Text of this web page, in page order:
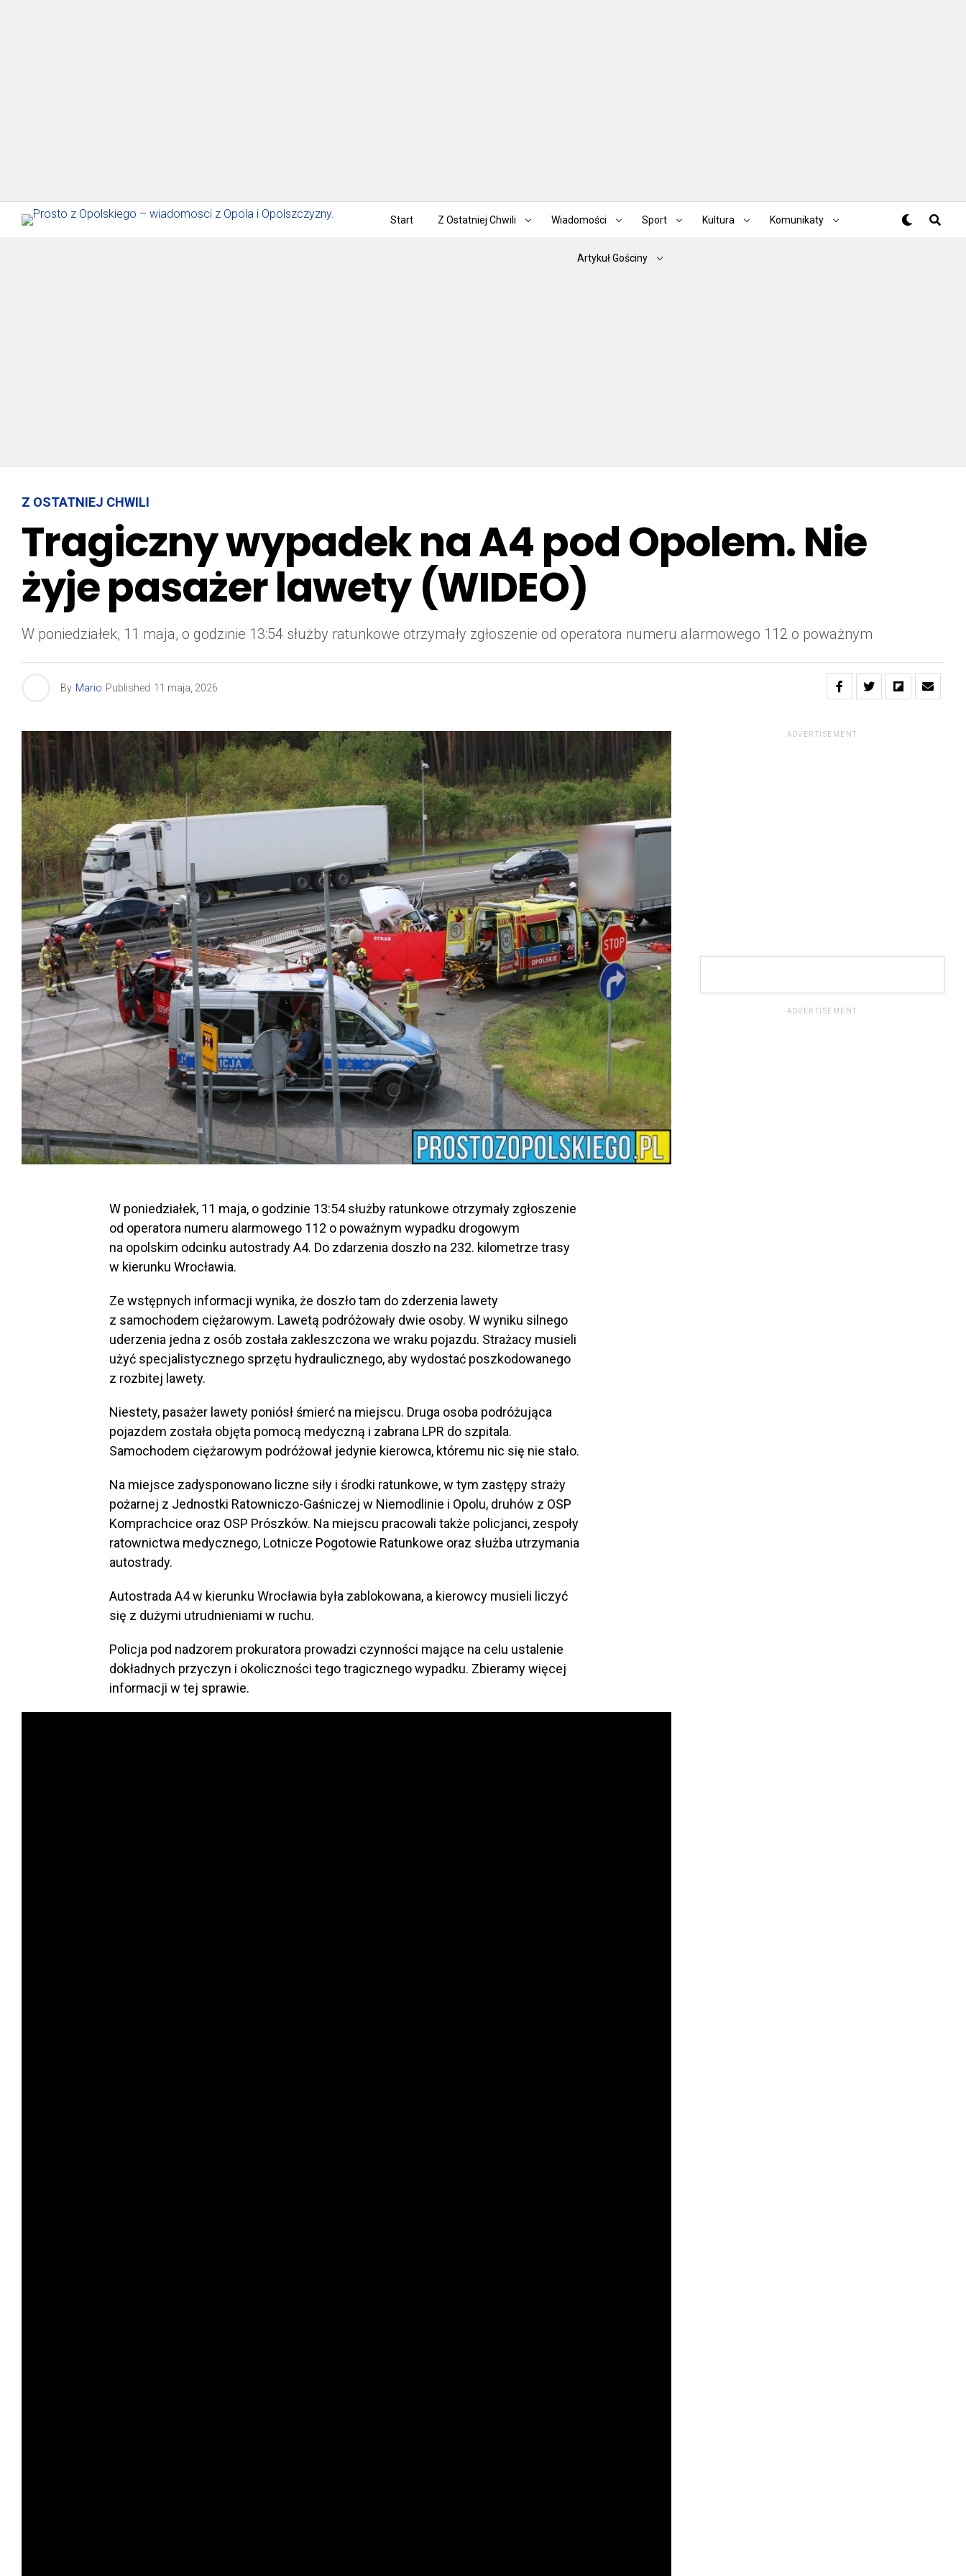
Start Z Ostatniej Chwili Wiadomości Sport Kultura Komunikaty
Artykuł Gościny
Z OSTATNIEJ CHWILI
Tragiczny wypadek na A4 pod Opolem. Nie
żyje pasażer lawety (WIDEO)
W poniedziałek, 11 maja, o godzinie 13:54 służby ratunkowe otrzymały zgłoszenie od operatora numeru alarmowego 112 o poważnym
By Mario Published 11 maja, 2026
W poniedziałek, 11 maja, o godzinie 13:54 służby ratunkowe otrzymały zgłoszenie
od operatora numeru alarmowego 112 o poważnym wypadku drogowym
na opolskim odcinku autostrady A4. Do zdarzenia doszło na 232. kilometrze trasy
w kierunku Wrocławia.
Ze wstępnych informacji wynika, że doszło tam do zderzenia lawety
z samochodem ciężarowym. Lawetą podróżowały dwie osoby. W wyniku silnego
uderzenia jedna z osób została zakleszczona we wraku pojazdu. Strażacy musieli
użyć specjalistycznego sprzętu hydraulicznego, aby wydostać poszkodowanego
z rozbitej lawety.
Niestety, pasażer lawety poniósł śmierć na miejscu. Druga osoba podróżująca
pojazdem została objęta pomocą medyczną i zabrana LPR do szpitala.
Samochodem ciężarowym podróżował jedynie kierowca, któremu nic się nie stało.
Na miejsce zadysponowano liczne siły i środki ratunkowe, w tym zastępy straży
pożarnej z Jednostki Ratowniczo-Gaśniczej w Niemodlinie i Opolu, druhów z OSP
Komprachcice oraz OSP Prószków. Na miejscu pracowali także policjanci, zespoły
ratownictwa medycznego, Lotnicze Pogotowie Ratunkowe oraz służba utrzymania
autostrady.
Autostrada A4 w kierunku Wrocławia była zablokowana, a kierowcy musieli liczyć
się z dużymi utrudnieniami w ruchu.
Policja pod nadzorem prokuratora prowadzi czynności mające na celu ustalenie
dokładnych przyczyn i okoliczności tego tragicznego wypadku. Zbieramy więcej
informacji w tej sprawie.
ADVERTISEMENT
ADVERTISEMENT